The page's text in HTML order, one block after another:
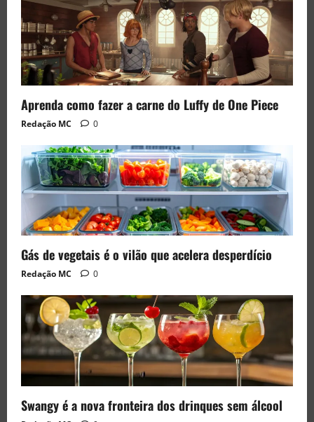
Aprenda como fazer a carne do Luffy de One Piece
Redação MC 0
Gás de vegetais é o vilão que acelera desperdício
Redação MC 0
Swangy é a nova fronteira dos drinques sem álcool